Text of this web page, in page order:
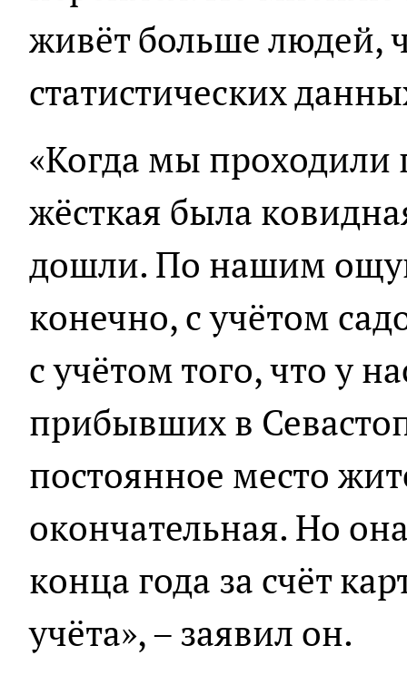
живёт больше людей,
статистических
«Когда мы проходили
жёсткая была
дошли. По нашим
конечно, с учётом
с учётом того, что у
прибывших в
постоянное место
окончательная. Но
конца года за счёт
учёта», – заявил он.